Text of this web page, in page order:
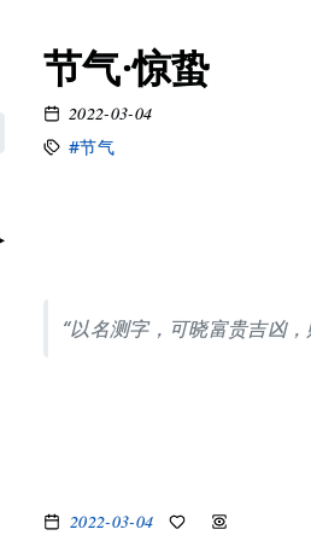
节气·惊蛰
2022-03-04
#节气
“以名测字，可晓富贵吉凶
2022-03-04